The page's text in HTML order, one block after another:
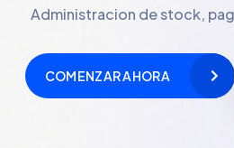
Administracion de stock,
COMENZAR AHORA